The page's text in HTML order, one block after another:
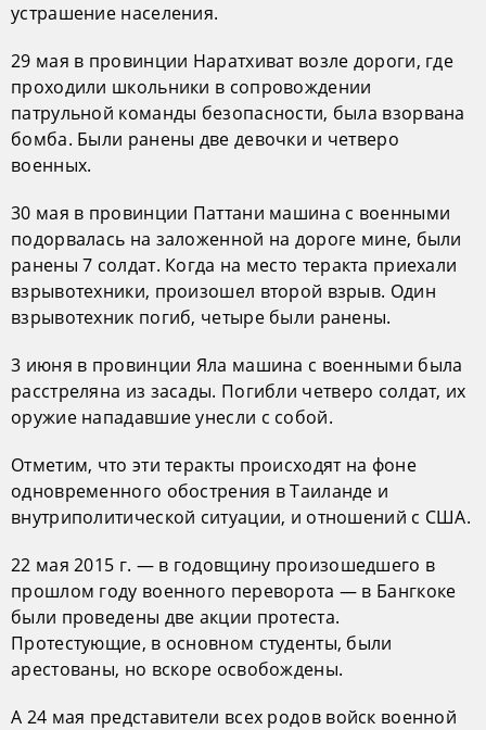
устрашение населения.
29 мая в провинции Наратхиват возле дороги, где
проходили школьники в сопровождении
патрульной команды безопасности, была взорвана
бомба. Были ранены две девочки и четверо
военных.
30 мая в провинции Паттани машина с военными
подорвалась на заложенной на дороге мине, были
ранены 7 солдат. Когда на место теракта приехали
взрывотехники, произошел второй взрыв. Один
взрывотехник погиб, четыре были ранены.
3 июня в провинции Яла машина с военными была
расстреляна из засады. Погибли четверо солдат, их
оружие нападавшие унесли с собой.
Отметим, что эти теракты происходят на фоне
одновременного обострения в Таиланде и
внутриполитической ситуации, и отношений с США.
22 мая 2015 г. — в годовщину произошедшего в
прошлом году военного переворота — в Бангкоке
были проведены две акции протеста.
Протестующие, в основном студенты, были
арестованы, но вскоре освобождены.
А 24 мая представители всех родов войск военной